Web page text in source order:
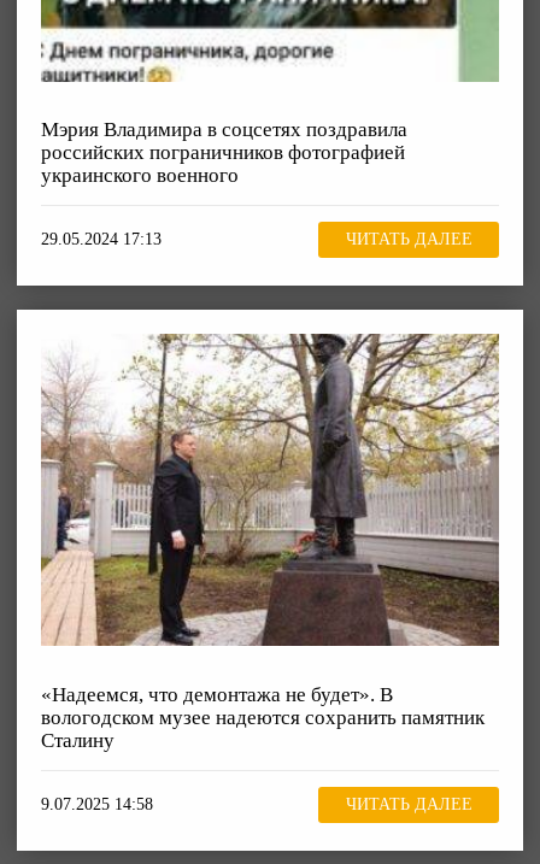
Мэрия Владимира в соцсетях поздравила
российских пограничников фотографией
украинского военного
29.05.2024 17:13 ЧИТАТЬ ДАЛЕЕ
«Надеемся, что демонтажа не будет». В
вологодском музее надеются сохранить памятник
Сталину
9.07.2025 14:58 ЧИТАТЬ ДАЛЕЕ